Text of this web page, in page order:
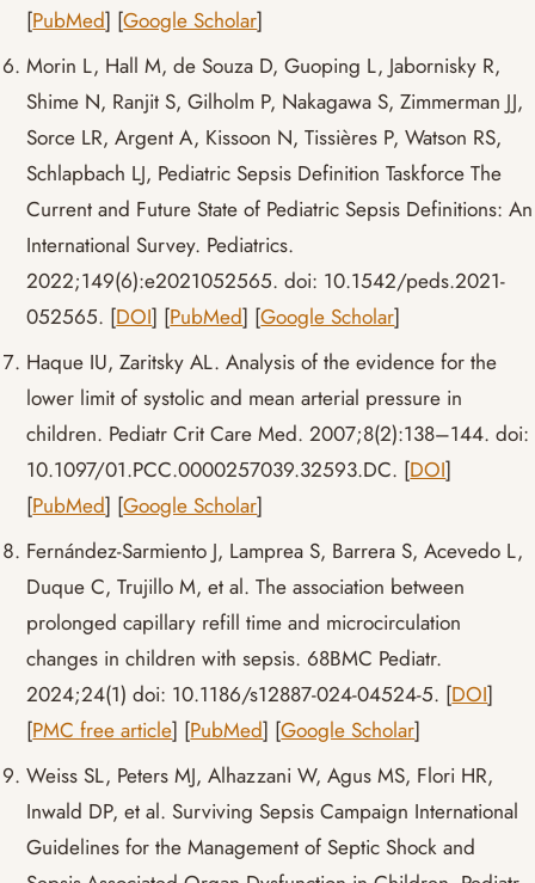
[PubMed] [Google Scholar]
Morin L, Hall M, de Souza D, Guoping L, Jabornisky R,
Shime N, Ranjit S, Gilholm P, Nakagawa S, Zimmerman JJ,
Sorce LR, Argent A, Kissoon N, Tissières P, Watson RS,
Schlapbach LJ, Pediatric Sepsis Definition Taskforce The
Current and Future State of Pediatric Sepsis Definitions: An
International Survey. Pediatrics.
2022;149(6):e2021052565. doi: 10.1542/peds.2021-
052565. [DOI] [PubMed] [Google Scholar]
Haque IU, Zaritsky AL. Analysis of the evidence for the
lower limit of systolic and mean arterial pressure in
children. Pediatr Crit Care Med. 2007;8(2):138–144. doi:
10.1097/01.PCC.0000257039.32593.DC. [DOI]
[PubMed] [Google Scholar]
Fernández-Sarmiento J, Lamprea S, Barrera S, Acevedo L,
Duque C, Trujillo M, et al. The association between
prolonged capillary refill time and microcirculation
changes in children with sepsis. 68BMC Pediatr.
2024;24(1) doi: 10.1186/s12887-024-04524-5. [DOI]
[PMC free article] [PubMed] [Google Scholar]
Weiss SL, Peters MJ, Alhazzani W, Agus MS, Flori HR,
Inwald DP, et al. Surviving Sepsis Campaign International
Guidelines for the Management of Septic Shock and